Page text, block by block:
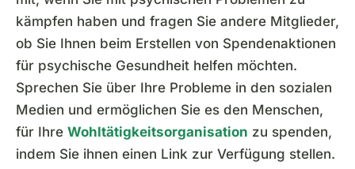
kämpfen haben und fragen Sie andere Mitglieder,
ob Sie Ihnen beim Erstellen von Spendenaktionen
für psychische Gesundheit helfen möchten.
Sprechen Sie über Ihre Probleme in den sozialen
Medien und ermöglichen Sie es den Menschen,
für Ihre Wohltätigkeitsorganisation zu spenden,
indem Sie ihnen einen Link zur Verfügung stellen.